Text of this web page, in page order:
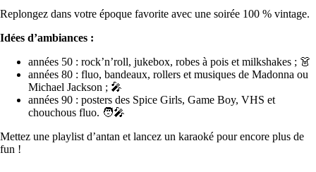
Replongez dans votre époque favorite avec une soirée 100 % vintage.
Idées d’ambiances :
années 50 : rock’n’roll, jukebox, robes à pois et milkshakes ; 👗
années 80 : fluo, bandeaux, rollers et musiques de Madonna ou
Michael Jackson ; 🎤
années 90 : posters des Spice Girls, Game Boy, VHS et
chouchous fluo. 🧑‍🎤
Mettez une playlist d’antan et lancez un karaoké pour encore plus de
fun !